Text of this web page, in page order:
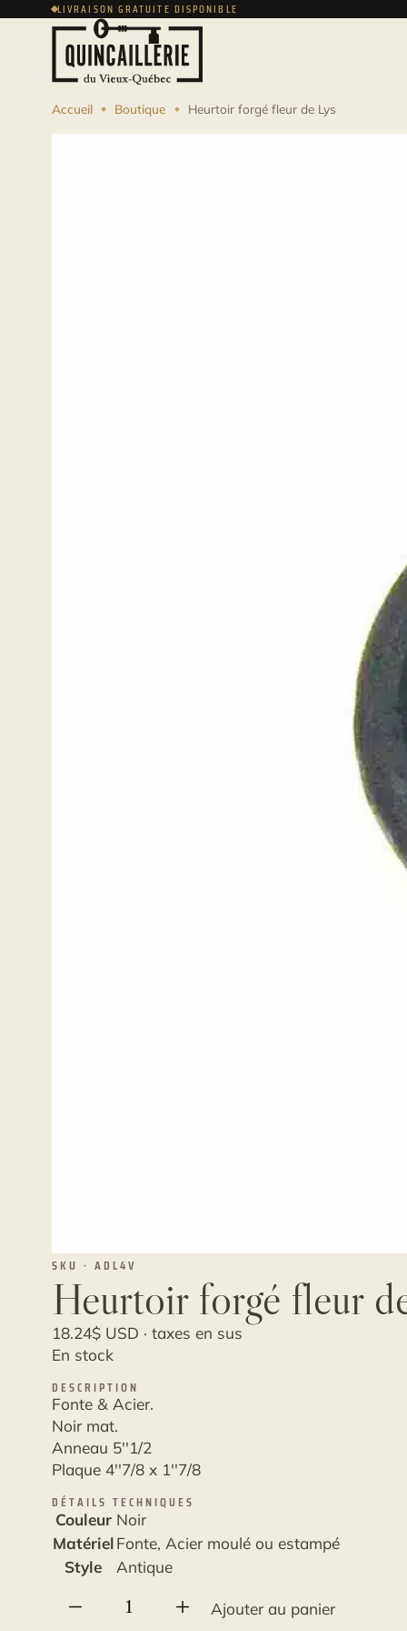
LIVRAISON GRATUITE DISPONIBLE
Accueil Boutique Heurtoir forgé fleur de Lys
SKU · ADL4V
Heurtoir forgé fleur
18.24$ USD · taxes en sus
En stock
DESCRIPTION
Fonte & Acier.
Noir mat.
Anneau 5''1/2
Plaque 4''7/8 x 1''7/8
DÉTAILS TECHNIQUES
Couleur Noir
MatérielFonte, Acier moulé ou estampé
Style
Antique
quantité
Ajouter au panier